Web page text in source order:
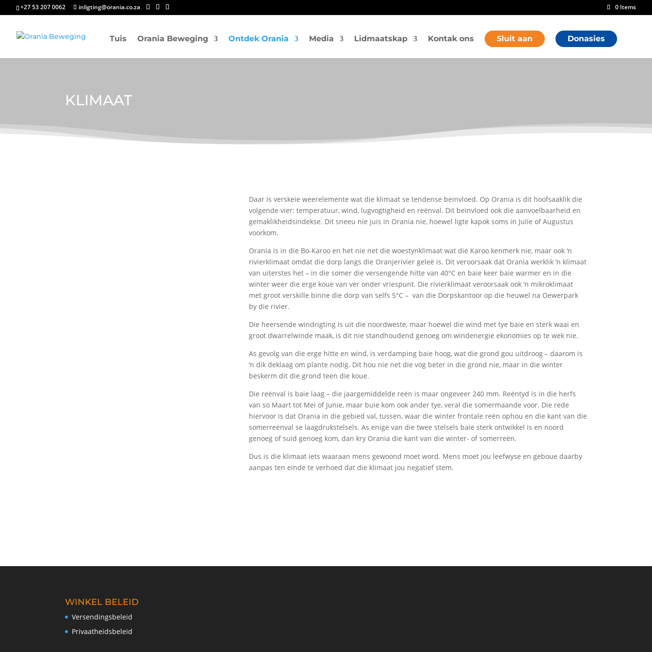
+27 53 207 0062 inligting@orania.co.za 0 Items
Tuis Orania Beweging Ontdek Orania Media Lidmaatskap Kontak ons Sluit aan Donasies
KLIMAAT
Daar is verskeie weerelemente wat die klimaat se tendense beïnvloed. Op Orania is dit hoofsaaklik die
volgende vier: temperatuur, wind, lugvogtigheid en reënval. Dit beïnvloed ook die aanvoelbaarheid en
gemaklikheidsindekse. Dit sneeu nie juis in Orania nie, hoewel ligte kapok soms in Julie of Augustus
voorkom.
Orania is in die Bo-Karoo en het nie net die woestynklimaat wat die Karoo kenmerk nie, maar ook ‘n
rivierklimaat omdat die dorp langs die Oranjerivier geleë is. Dit veroorsaak dat Orania werklik ‘n klimaat
van uiterstes het – in die somer die versengende hitte van 40°C en baie keer baie warmer en in die
winter weer die erge koue van ver onder vriespunt. Die rivierklimaat veroorsaak ook ‘n mikroklimaat
met groot verskille binne die dorp van selfs 5°C – van die Dorpskantoor op die heuwel na Oewerpark
by die rivier.
Die heersende windrigting is uit die noordweste, maar hoewel die wind met tye baie en sterk waai en
groot dwarrelwinde maak, is dit nie standhoudend genoeg om windenergie ekonomies op te wek nie.
As gevolg van die erge hitte en wind, is verdamping baie hoog, wat die grond gou uitdroog – daarom is
‘n dik deklaag om plante nodig. Dit hou nie net die vog beter in die grond nie, maar in die winter
beskerm dit die grond teen die koue.
Die reënval is baie laag – die jaargemiddelde reën is maar ongeveer 240 mm. Reëntyd is in die herfs
van so Maart tot Mei of Junie, maar buie kom ook ander tye, veral die somermaande voor. Die rede
hiervoor is dat Orania in die gebied val, tussen, waar die winter frontale reën ophou en die kant van die
somerreënval se laagdrukstelsels. As enige van die twee stelsels baie sterk ontwikkel is en noord
genoeg of suid genoeg kom, dan kry Orania die kant van die winter- of somerreën.
Dus is die klimaat iets waaraan mens gewoond moet word. Mens moet jou leefwyse en geboue daarby
aanpas ten einde te verhoed dat die klimaat jou negatief stem.
WINKEL BELEID
Versendingsbeleid
Privaatheidsbeleid